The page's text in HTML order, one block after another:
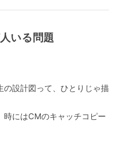
いる問題
設計図って、ひとりじゃ描
時にはCMのキャッチコピー